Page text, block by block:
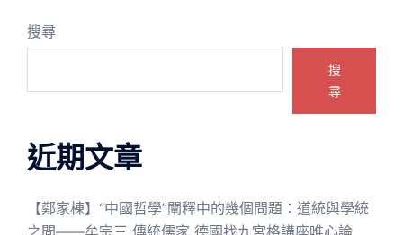
搜尋
搜
尋
近期文章
【鄭家棟】“中國哲學”闡釋中的幾個問題：道統與學統
之間——牟宗三 傳統儒家 德國找九宮格講座唯心論